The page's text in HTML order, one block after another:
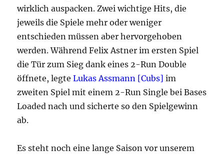
wirklich auspacken. Zwei wichtige Hits, die
jeweils die Spiele mehr oder weniger
entschieden müssen aber hervorgehoben
werden. Während Felix Astner im ersten Spiel
die Tür zum Sieg dank eines 2-Run Double
öffnete, legteLukas Assmann [Cubs] im
zweiten Spiel mit einem 2-Run Single bei Bases
Loaded nach und sicherte so den Spielgewinn
ab.
Es steht noch eine lange Saison vor unserem